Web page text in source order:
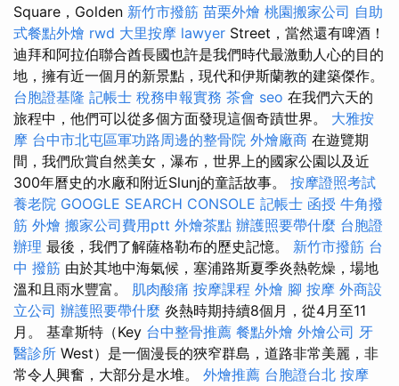
Square，Golden 新竹市撥筋 苗栗外燴 桃園搬家公司 自助
式餐點外燴 rwd 大里按摩 lawyer Street，當然還有啤酒！
迪拜和阿拉伯聯合酋長國也許是我們時代最激動人心的目的
地，擁有近一個月的新景點，現代和伊斯蘭教的建築傑作。
台胞證基隆 記帳士 稅務申報實務 茶會 seo 在我們六天的
旅程中，他們可以從多個方面發現這個奇蹟世界。 大雅按
摩 台中市北屯區軍功路周邊的整骨院 外燴廠商 在遊覽期
間，我們欣賞自然美女，瀑布，世界上的國家公園以及近
300年曆史的水廠和附近Slunj的童話故事。 按摩證照考試
養老院 GOOGLE SEARCH CONSOLE 記帳士 函授 牛角撥
筋 外燴 搬家公司費用ptt 外燴茶點 辦護照要帶什麼 台胞證
辦理 最後，我們了解薩格勒布的歷史記憶。 新竹市撥筋 台
中 撥筋 由於其地中海氣候，塞浦路斯夏季炎熱乾燥，場地
溫和且雨水豐富。 肌肉酸痛 按摩課程 外燴 腳 按摩 外商設
立公司 辦護照要帶什麼 炎熱時期持續8個月，從4月至11
月。 基韋斯特（Key 台中整骨推薦 餐點外燴 外燴公司 牙
醫診所 West）是一個漫長的狹窄群島，道路非常美麗，非
常令人興奮，大部分是水堆。 外燴推薦 台胞證台北 按摩